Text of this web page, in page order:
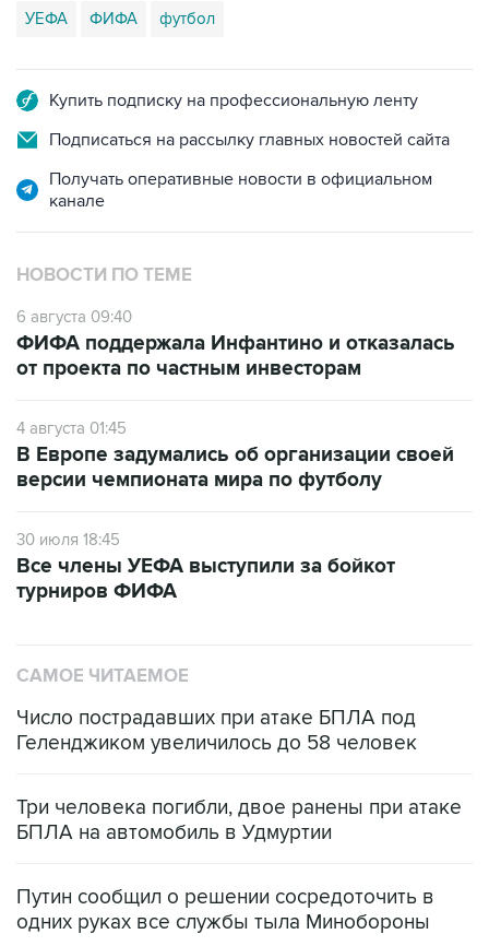
УЕФА ФИФА футбол
Купить подписку на профессиональную ленту
Подписаться на рассылку главных новостей сайта
Получать оперативные новости в официальном
канале
НОВОСТИ ПО ТЕМЕ
6 августа 09:40
ФИФА поддержала Инфантино и отказалась
от проекта по частным инвесторам
4 августа 01:45
В Европе задумались об организации своей
версии чемпионата мира по футболу
30 июля 18:45
Все члены УЕФА выступили за бойкот
турниров ФИФА
САМОЕ ЧИТАЕМОЕ
Число пострадавших при атаке БПЛА под
Геленджиком увеличилось до 58 человек
Три человека погибли, двое ранены при атаке
БПЛА на автомобиль в Удмуртии
Путин сообщил о решении сосредоточить в
одних руках все службы тыла Минобороны